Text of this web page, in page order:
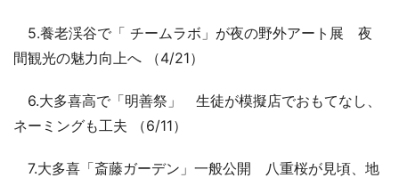
5.養老渓谷で「 チームラボ」が夜の野外アート展 夜
間観光の魅力向上へ （4/21）
6.大多喜高で「明善祭」 生徒が模擬店でおもてなし、
ネーミングも工夫 （6/11）
7.大多喜「斎藤ガーデン」一般公開 八重桜が見頃、地